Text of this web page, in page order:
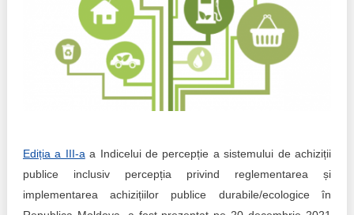
The best and the worst local policies in Moldova
Democracy, independence and transparency of key
public institutions in Moldova
Public procurement
Ediția a III-a a Indicelui de percepție a sistemului de achiziții
publice inclusiv percepția privind reglementarea și
implementarea achizițiilor publice durabile/ecologice în